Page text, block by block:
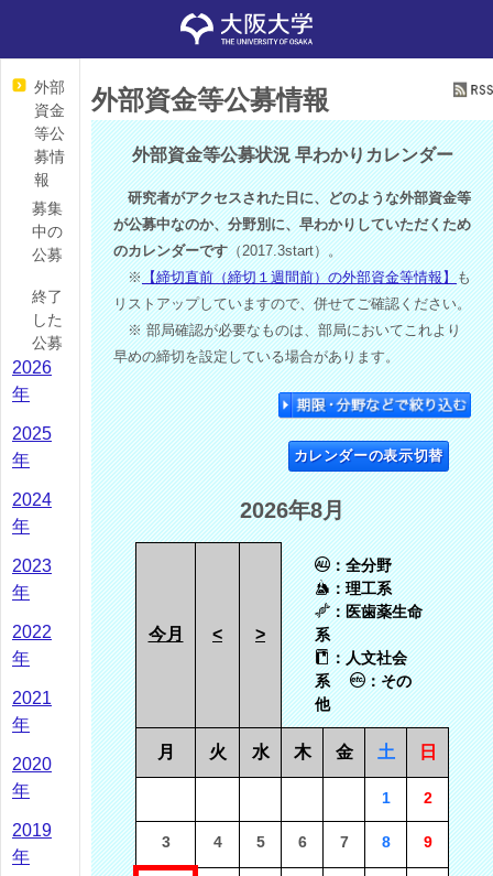
外部
資金
等公
募情
報
募集
中の
公募
終了
した
公募
2026
年
2025
年
2024
年
2023
年
2022
年
2021
年
2020
年
2019
年
外部資金等公募情報
外部資金等公募状況 早わかりカレンダー
研究者がアクセスされた日に、どのような外部資金等
が公募中なのか、分野別に、早わかりしていただくため
のカレンダーです（2017.3start）。
※【締切直前（締切１週間前）の外部資金等情報】も
リストアップしていますので、併せてご確認ください。
※ 部局確認が必要なものは、部局においてこれより
早めの締切を設定している場合があります。
カレンダーの表示切替
2026年8月
今月 < >
：全分野
：理工系
：医歯薬生命
系
：人文社会
系
：その
他
月 火 水 木 金 土 日
1 2
3 4 5 6 7 8 9